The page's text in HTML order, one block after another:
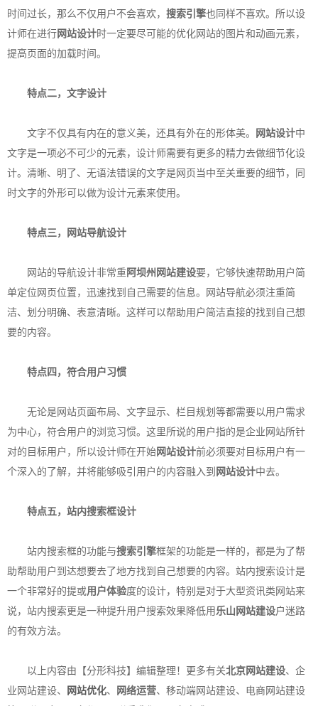
时间过长，那么不仅用户不会喜欢， 搜索引擎也同样不喜欢。所以设
计师在进行 网站设计时一定要尽可能的优化网站的图片和动画元素，
提高页面的加载时间。
特点二，文字设计
文字不仅具有内在的意义美，还具有外在的形体美。 网站设计中
文字是一项必不可少的元素，设计师需要有更多的精力去做细节化设
计。清晰、明了、无语法错误的文字是网页当中至关重要的细节，同
时文字的外形可以做为设计元素来使用。
特点三，网站导航设计
网站的导航设计非常重阿坝州网站建设要，它够快速帮助用户简
单定位网页位置，迅速找到自己需要的信息。网站导航必须注重简
洁、划分明确、表意清晰。这样可以帮助用户简洁直接的找到自己想
要的内容。
特点四，符合用户习惯
无论是网站页面布局、文字显示、栏目规划等都需要以用户需求
为中心，符合用户的浏览习惯。这里所说的用户指的是企业网站所针
对的目标用户，所以设计师在开始 网站设计前必须要对目标用户有一
个深入的了解，并将能够吸引用户的内容融入到 网站设计中去。
特点五，站内搜索框设计
站内搜索框的功能与搜索引擎框架的功能是一样的，都是为了帮
助帮助用户到达想要去了地方找到自己想要的内容。站内搜索设计是
一个非常好的提或用户体验度的设计，特别是对于大型资讯类网站来
说，站内搜索更是一种提升用户搜索效果降低用 乐山网站建设户迷路
的有效方法。
以上内容由【分形科技】编辑整理！更多有关北京网站建设、企
业网站建设、
网站优化、 网络运营、移动端网站建设、电商网站建设